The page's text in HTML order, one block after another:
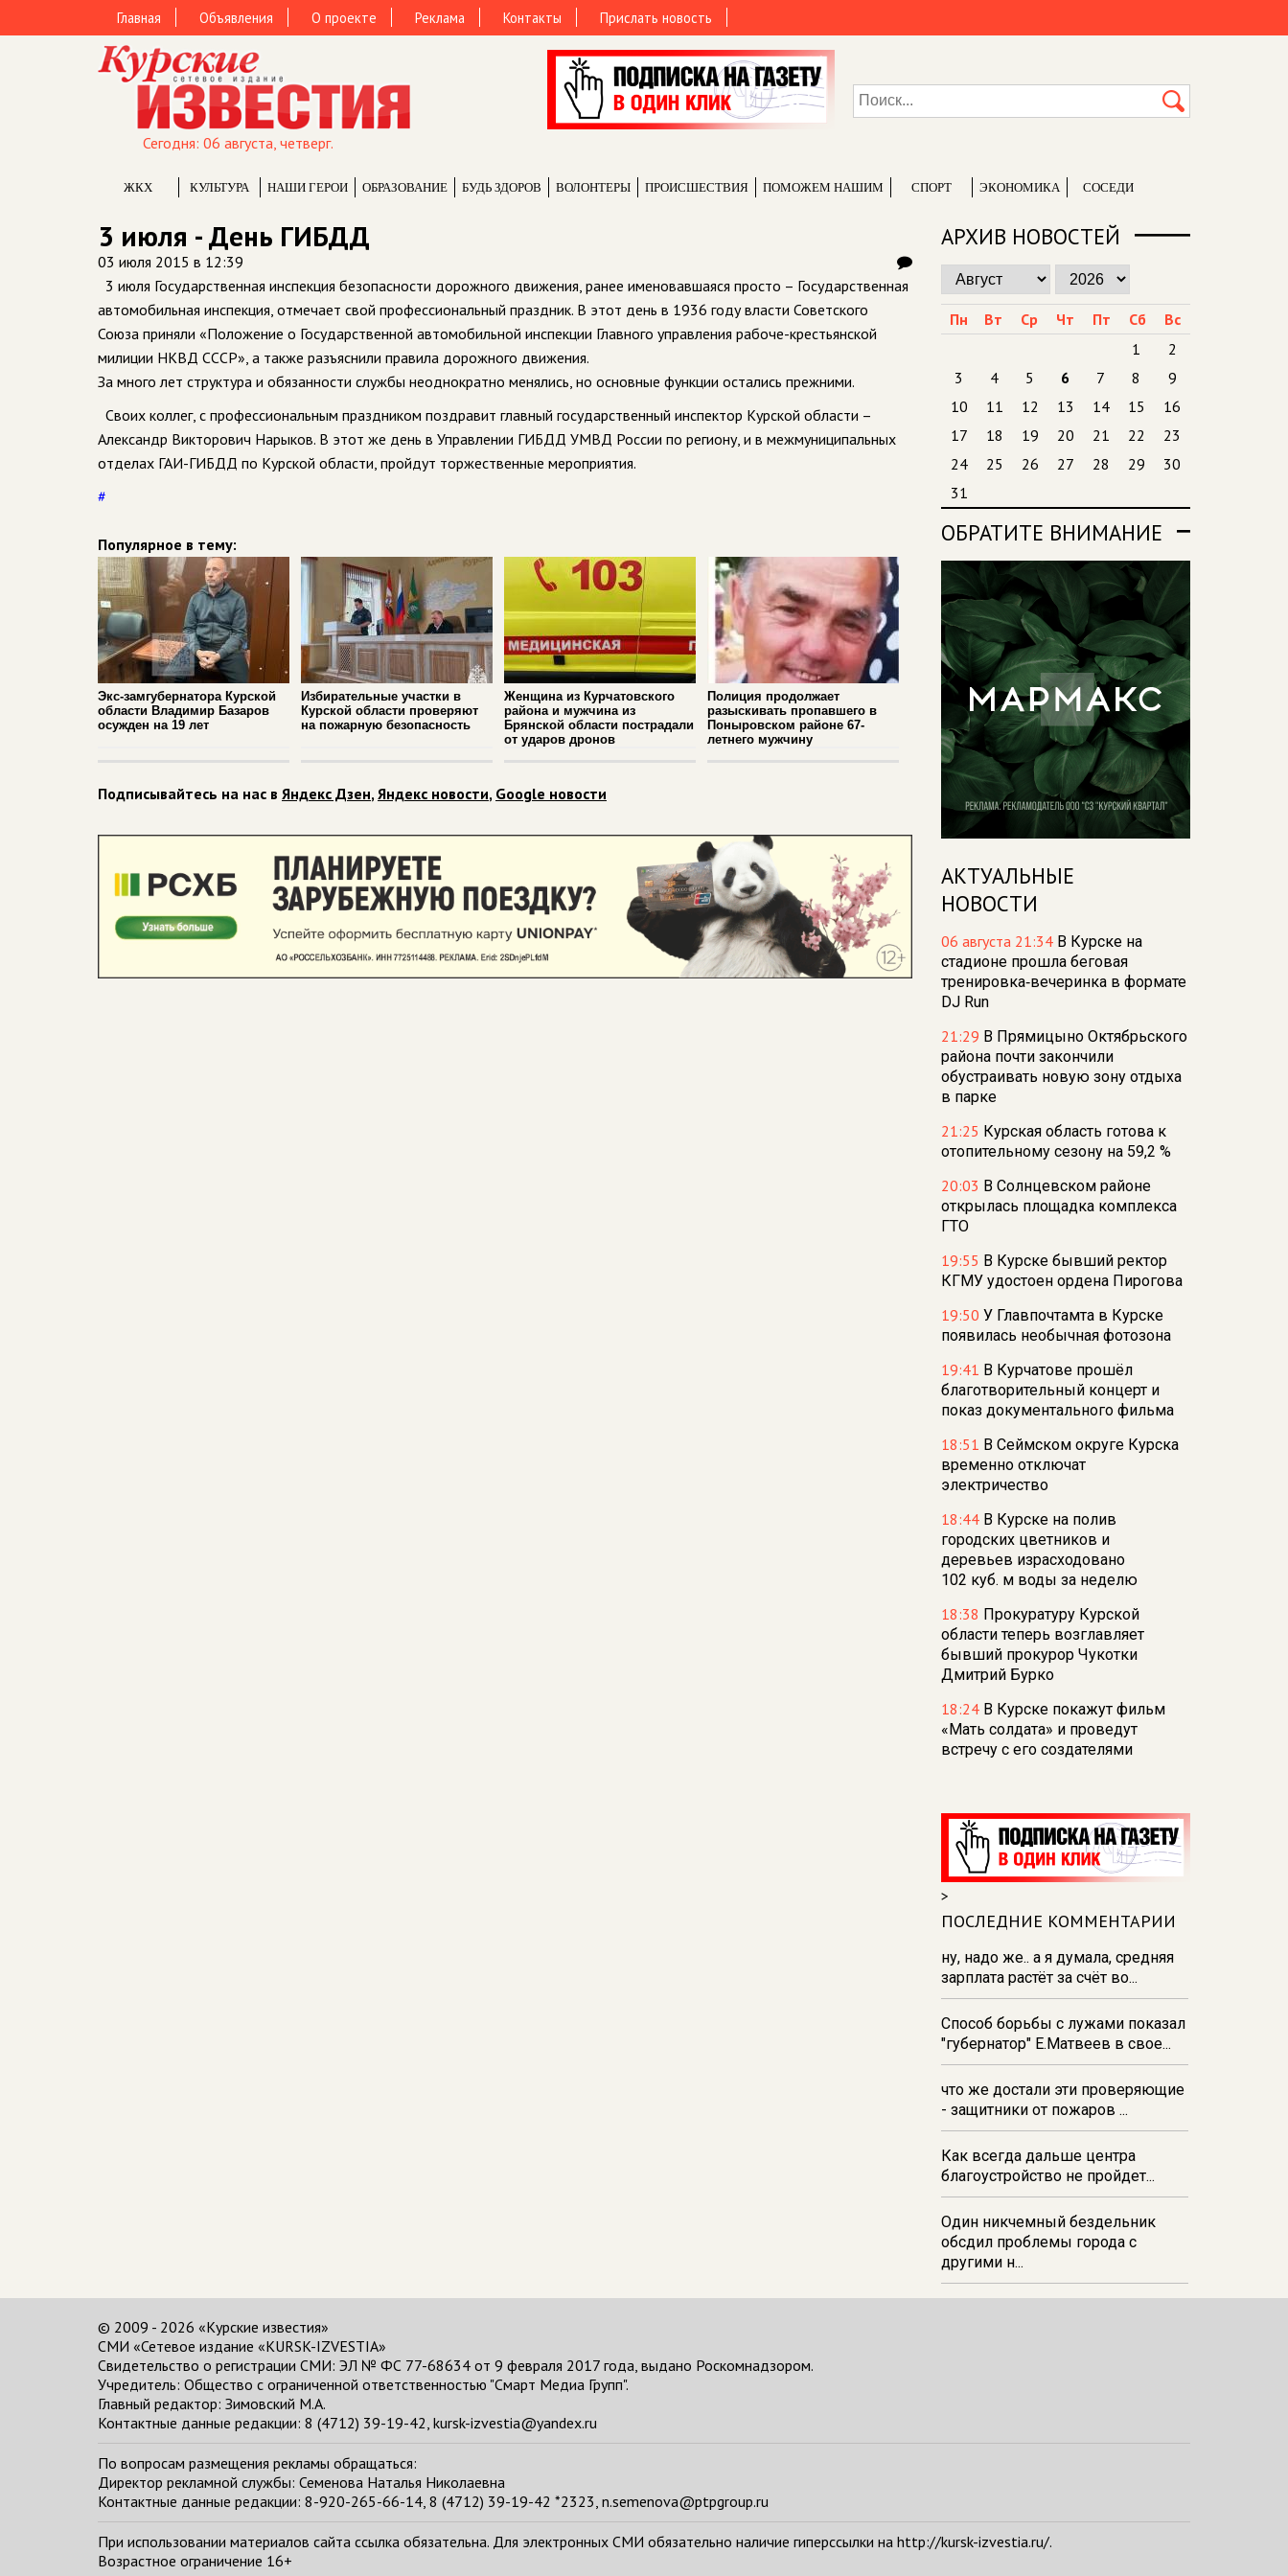
Главная Объявления О проекте Реклама Контакты Прислать новость
Сегодня: 06 августа, четверг.
ЖКХ КУЛЬТУРА НАШИ ГЕРОИ ОБРАЗОВАНИЕ БУДЬ ЗДОРОВ ВОЛОНТЕРЫ ПРОИCШЕСТВИЯ ПОМОЖЕМ НАШИМ СПОРТ ЭКОНОМИКА СОСЕДИ
3 июля - День ГИБДД
03 июля 2015 в 12:39
3 июля Государственная инспекция безопасности дорожного движения, ранее именовавшаяся просто – Государственная
автомобильная инспекция, отмечает свой профессиональный праздник. В этот день в 1936 году власти Советского
Союза приняли «Положение o Государственной автомобильной инспекции Главного управления рабоче-крестьянской
милиции НКВД CCCP», а также разъяснили правила дорожного движения.
За много лет структура и обязанности службы неоднократно менялись, но основные функции остались прежними.
Своих коллег, с профессиональным праздником поздравит главный государственный инспектор Курской области –
Александр Викторович Нарыков. В этот же день в Управлении ГИБДД УМВД России по региону, и в межмуниципальных
отделах ГАИ-ГИБДД по Курской области, пройдут торжественные мероприятия.
#
Популярное в тему:
Экс-замгубернатора Курской
области Владимир Базаров
осужден на 19 лет
Избирательные участки в
Курской области проверяют
на пожарную безопасность
Женщина из Курчатовского
района и мужчина из
Брянской области пострадали
от ударов дронов
Полиция продолжает
разыскивать пропавшего в
Поныровском районе 67-
летнего мужчину
Подписывайтесь на нас в Яндекс Дзен,Яндекс новости, Google новости
АРХИВ НОВОСТЕЙ
Пн Вт Ср Чт Пт Сб
Вс
1
2
3
4 5 6 7 8
9
10
11 12 13 14 15
16
17
18 19 20 21 22
23
24
25 26 27 28 29
30
31
ОБРАТИТЕ ВНИМАНИЕ
АКТУАЛЬНЫЕ
НОВОСТИ
06 августа 21:34 В Курске на
стадионе прошла беговая
тренировка‑вечеринка в формате
DJ Run
21:29 В Прямицыно Октябрьского
района почти закончили
обустраивать новую зону отдыха
в парке
21:25 Курская область готова к
отопительному сезону на 59,2 %
20:03 В Солнцевском районе
открылась площадка комплекса
ГТО
19:55 В Курске бывший ректор
КГМУ удостоен ордена Пирогова
19:50 У Главпочтамта в Курске
появилась необычная фотозона
19:41 В Курчатове прошёл
благотворительный концерт и
показ документального фильма
18:51 В Сеймском округе Курска
временно отключат
электричество
18:44 В Курске на полив
городских цветников и
деревьев израсходовано
102 куб. м воды за неделю
18:38 Прокуратуру Курской
области теперь возглавляет
бывший прокурор Чукотки
Дмитрий Бурко
18:24 В Курске покажут фильм
«Мать солдата» и проведут
встречу с его создателями
из‑за проблем с водоснабжением
17:23
В Курске установили две
камеры ПДД на превышение
скорости
16:55В Курске жителя
Тюменской области осудили за
незаконную перевозку
взрывчатки
16:47В Курске капремонт дорог
выполнен на 54%
>
ПОСЛЕДНИЕ КОММЕНТАРИИ
ну, надо же.. а я думала, средняя
зарплата растёт за счёт во...
Способ борьбы с лужами показал
"губернатор" Е.Матвеев в свое...
что же достали эти проверяющие
- защитники от пожаров ...
Как всегда дальше центра
благоустройство не пройдет...
Один никчемный бездельник
обсдил проблемы города с
другими н...
© 2009 - 2026 «Курские известия»
СМИ «Сетевое издание «KURSK-IZVESTIA»
Свидетельство о регистрации СМИ: ЭЛ № ФС 77-68634 от 9 февраля 2017 года, выдано Роскомнадзором.
Учредитель: Общество с ограниченной ответственностью "Смарт Медиа Групп".
Главный редактор: Зимовский М.А.
Контактные данные редакции: 8 (4712) 39-19-42, kursk-izvestia@yandex.ru
По вопросам размещения рекламы обращаться:
Директор рекламной службы: Семенова Наталья Николаевна
Контактные данные редакции: 8-920-265-66-14, 8 (4712) 39-19-42 *2323, n.semenova@ptpgroup.ru
При использовании материалов сайта ссылка обязательна. Для электронных СМИ обязательно наличие гиперссылки на http://kursk-izvestia.ru/.
Возрастное ограничение 16+